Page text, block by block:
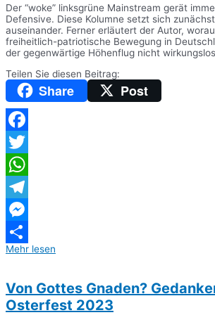
Der “woke” linksgrüne Mainstream gerät
Defensive. Diese Kolumne setzt sich
auseinander. Ferner erläutert der Autor,
freiheitlich-patriotische Bewegung in
der gegenwärtige Höhenflug nicht
Teilen Sie diesen Beitrag:
Share Post
Facebook
Twitter
WhatsApp
Telegram
Messenger
Teilen
Mehr lesen
Von Gottes Gnaden?
Osterfest 2023